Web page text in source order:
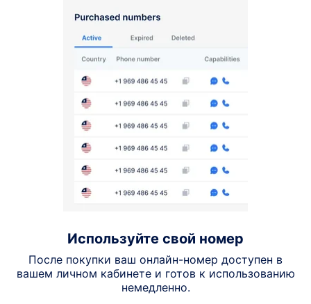
Используйте свой номер
После покупки ваш онлайн-номер доступен в
вашем личном кабинете и готов к использованию
немедленно.